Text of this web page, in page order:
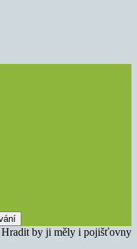
Hradit by ji měly i pojišťovny